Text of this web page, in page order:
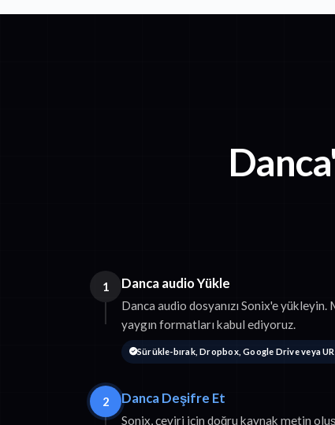
1 Danca audio Yükle
Danca audio dosyanızı Sonix'e
yaygın formatları kabul ediyoruz.
Sürükle-bırak, Dropbox, Google Drive veya
2 Danca Deşifre Et
Sonix, çeviri için doğru kaynak metin